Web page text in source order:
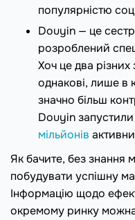
популярністю
Douyin — це
розроблений
Хоч це два
однакові, лише в
значно більш
Douyin запустили
мільйонів
Як бачите, без знання
побудувати успішну
Інформацію щодо
окремому ринку